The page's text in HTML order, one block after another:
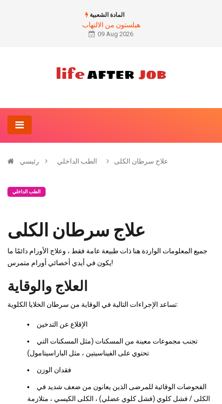
المادة الشعبية
هيلستون من الالتهاب
09 Aug 2026
رئيسي الطب الداخلي علاج سرطان الكلى
الطب الداخلي
علاج سرطان الكلى
جميع المعلومات الواردة هنا ذات طبيعة عامة فقط ، وعلاج الأورام دائمًا ما
يكون في أيدي أخصائي أورام متمرس!
العلاج والوقاية
تساعد الإجراءات التالية في الوقاية من سرطان الخلايا الكلوية:
الإقلاع عن التدخين
تجنب مجموعات معينة من المسكنات (مثل المسكنات التي
تحتوي على الفيناسيتين ، مثل الباراسيتامول)
فقدان الوزن
الفحوصات الوقائية للمرضى الذين يعانون من ضعف شديد في
الكلى / فشل كلوي (فشل كلوي عضلي) ، الكلى الكيسي ، متلازمة